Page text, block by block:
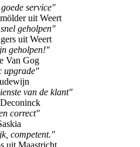
service"
uit Weert
geholpen"
uit Weert
geholpen!"
Van Gog
upgrade"
van de klant"
correct"
competent."